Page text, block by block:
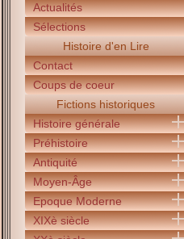
Actualités
Sélections
Histoire d'en Lire
Contact
Coups de coeur
Fictions historiques
Histoire générale
Préhistoire
Antiquité
Moyen-Âge
Epoque Moderne
XIXè siècle